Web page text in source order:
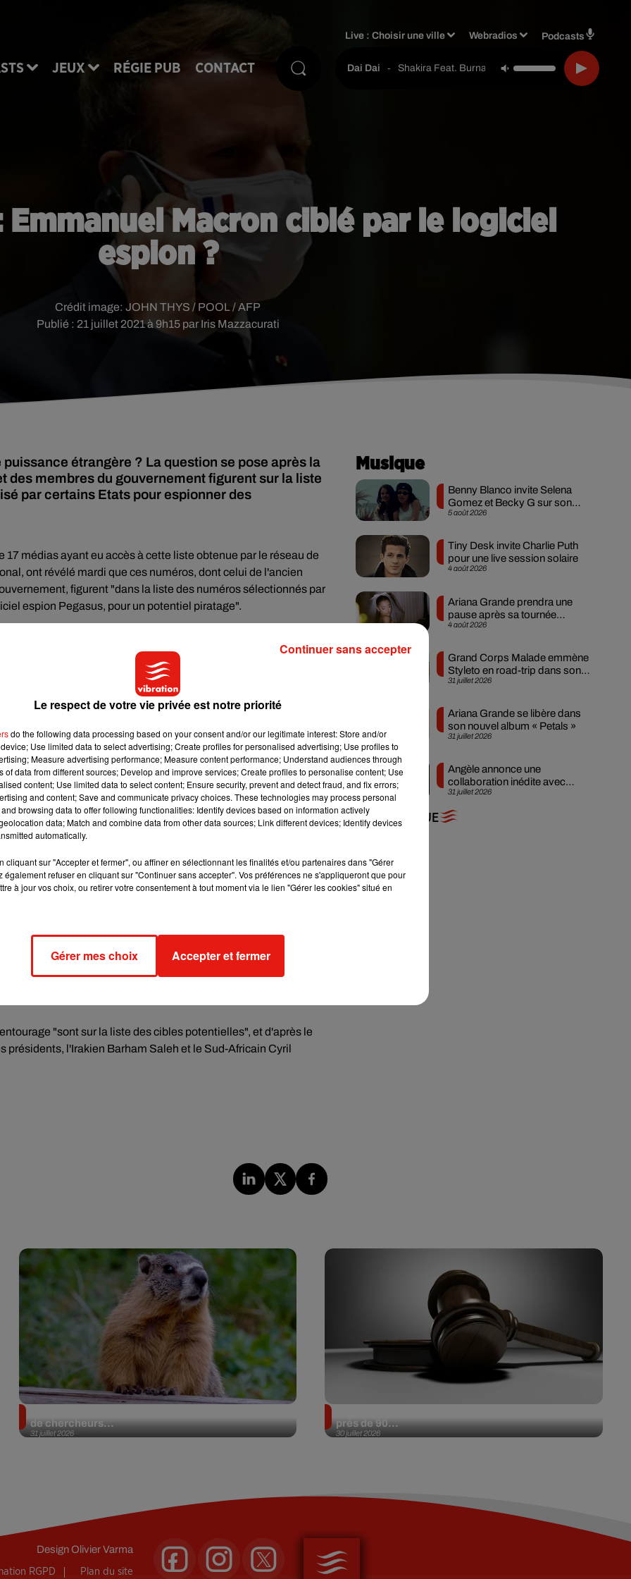
JEUX RÉGIE PUB CONTACT
Live :Choisir une ville Webradios Podcasts
Dai Dai - Shakira Feat. Burna Boy
Macron ciblé par le logiciel
espion ?
Publié : 21 juillet 2021 à 9h15 par Iris Mazzacurati
Crédit image: JOHN THYS / POOL / AFP
étrangère ? La question se pose après la
des membres du gouvernement figurent sur la liste
par certains Etats pour espionner des
17 médias ayant eu accès à cette liste obtenue par le réseau de
ont révélé mardi que ces numéros, dont celui de l'ancien
figurent "dans la liste des numéros sélectionnés par
espion Pegasus, pour un potentiel piratage".
faire d'enquête technique évidemment sur le téléphone
et donc "cela ne nous dit pas si le président a été
Laurent Richard sur la chaîne d'infoLCI.
la lumière sera faite sur ces révélations de presse", a réagi la
avait été "potentiellement espionné" via Pegasus.
de 50 000 numéros de téléphone sélectionnés depuis 2016
Pegasus) pour une surveillance potentielle et l'ont
existence dimanche.
son épouse, des ministres de premier plan, à l'époque où leurs
Yves Le Drian, Christophe Castaner, Gérald Darmanin,
François Bayrou, du MoDem, le député de La France
Le président français n'est pas le seul chef d'Etat dont le
"sont sur la liste des cibles potentielles", et d'après le
présidents, l'Irakien Barham Saleh et le Sud-Africain Cyril
Musique
5 août 2026
Benny Blanco invite Selena
Gomez et Becky G sur son
nouveau single
4 août 2026
Tiny Desk invite Charlie Puth
pour une live session solaire
4 août 2026
Ariana Grande prendra une
pause après sa tournée
mondiale
31 juillet 2026
Grand Corps Malade emmène
Styleto en road-trip dans son
nouveau clip
31 juillet 2026
Ariana Grande se libère dans
son nouvel album « Petals »
31 juillet 2026
Angèle annonce une
collaboration inédite avec
Amelie Lens
+ DE MUSIQUE
31 juillet 2026
de chercheurs...
30 juillet 2026
près de 90...
DesignOlivier Varma
RGPD Plan du site
Le respect de votre vie privée est notre priorité
do the following data processing based on your consent and/or our legitimate interest: Store and/or
Use limited data to select advertising; Create profiles for personalised advertising; Use profiles to
Measure advertising performance; Measure content performance; Understand audiences through
of data from different sources; Develop and improve services; Create profiles to personalise content; Use
content; Use limited data to select content; Ensure security, prevent and detect fraud, and fix errors;
and content; Save and communicate privacy choices. These technologies may process personal
browsing data to offer following functionalities: Identify devices based on information actively
data; Match and combine data from other data sources; Link different devices; Identify devices
automatically.
cliquant sur "Accepter et fermer", ou affiner en sélectionnant les finalités et/ou partenaires dans "Gérer
également refuser en cliquant sur "Continuer sans accepter". Vos préférences ne s'appliqueront que pour
à jour vos choix, ou retirer votre consentement à tout moment via le lien "Gérer les cookies" situé en
Gérer mes choix Accepter et fermer
Continuer sans accepter